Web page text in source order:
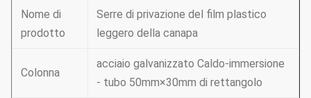
Nome di
prodotto
Serre di privazione del film plastico
leggero della canapa
Colonna
acciaio galvanizzato Caldo-immersione
- tubo 50mm×30mm di rettangolo